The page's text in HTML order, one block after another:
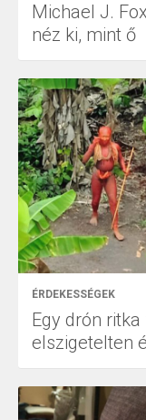
Michael J.
néz ki, mint ő
ÉRDEKESSÉGEK
Egy drón
elszigetelten